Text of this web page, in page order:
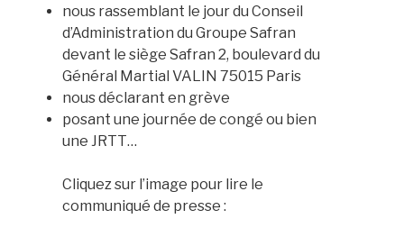
nous rassemblant le jour du Conseil
d’Administration du Groupe Safran
devant le siège Safran 2, boulevard du
Général Martial VALIN 75015 Paris
nous déclarant en grève
posant une journée de congé ou bien
une JRTT…
Cliquez sur l’image pour lire le
communiqué de presse :